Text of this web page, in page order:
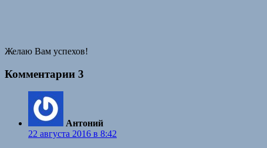
Желаю Вам успехов!
Комментарии 3
Антоний
22 августа 2016 в 8:42